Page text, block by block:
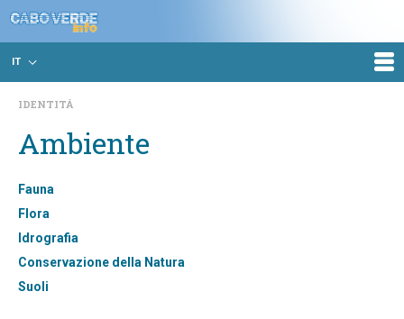
IT
IDENTITÁ
Ambiente
Fauna
Flora
Idrografia
Conservazione della Natura
Suoli